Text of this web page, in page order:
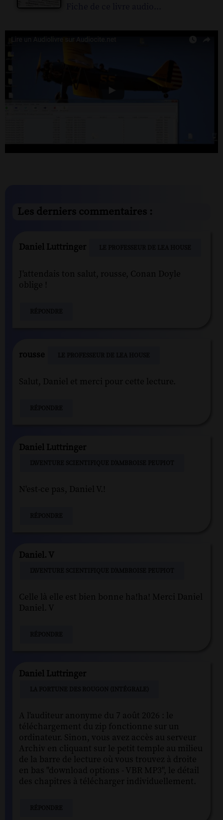
Les derniers commentaires :
Daniel Luttringer
J'attendais ton salut, rousse, Conan Doyle
oblige !
rousse
Salut, Daniel et merci pour cette lecture.
Daniel Luttringer
N'est-ce pas, Daniel V.!
Daniel. V
Celle là elle est bien bonne ha!ha! Merci Daniel
Daniel. V
Daniel Luttringer
A l'auditeur anonyme du 7 août 2026 : le
téléchargement du zip fonctionne sur un
ordinateur. Sinon, vous avez accès au serveur
Archiv en cliquant sur le petit temple au milieu
de la barre de lecture où vous trouvez à droite
en bas "download options - VBR MP3", le détail
des chapitres à télécharger individuellement.